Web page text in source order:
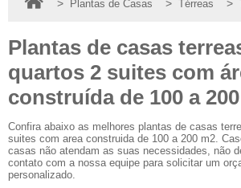
> Plantas de Casas > Térreas >
Plantas de casas
quartos 2 suites com
construída de 100 a
Confira abaixo as melhores plantas de casas
suites com area construida de 100 a 200 m2.
casas não atendam as suas necessidades, não
contato com a nossa equipe para solicitar um
personalizado.